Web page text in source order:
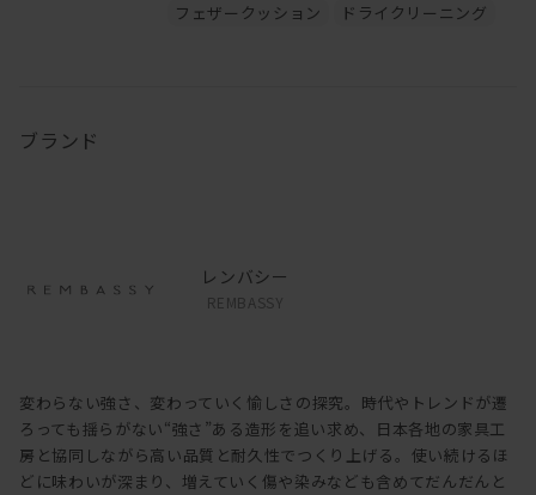
フェザークッション
ドライクリーニング
ブランド
レンバシー
REMBASSY
変わらない強さ、変わっていく愉しさの探究。時代やトレンドが遷
ろっても揺らがない“強さ”ある造形を追い求め、日本各地の家具工
房と協同しながら高い品質と耐久性でつくり上げる。使い続けるほ
どに味わいが深まり、増えていく傷や染みなども含めてだんだんと